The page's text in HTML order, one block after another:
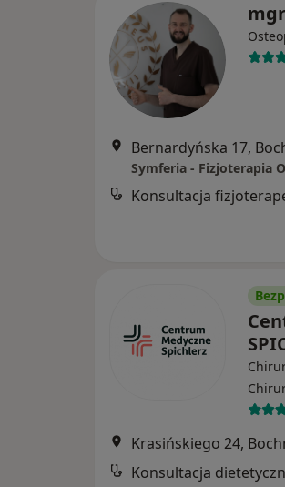
Bernardyńska 17,
Symferia - Fizjoterapia
Konsultacja
Krasińskiego 24,
Konsultacja